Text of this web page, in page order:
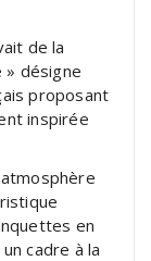
de la
» désigne
proposant
inspirée
en
cadre à la